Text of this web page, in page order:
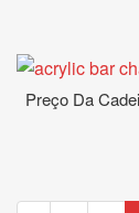
Preço Da